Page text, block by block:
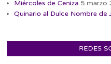
Miércoles de Ceniza 5 marzo
Quinario al Dulce Nombre de
REDES